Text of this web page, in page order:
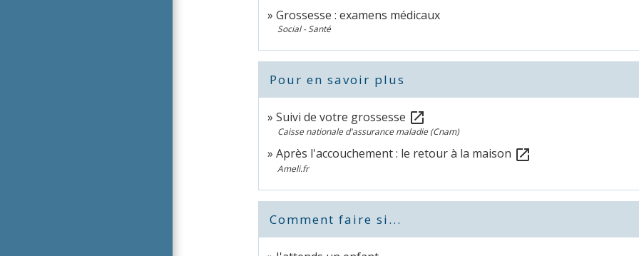
Grossesse : examens médicaux
Social - Santé
Pour en savoir plus
Suivi de votre grossesse open_in_new
Caisse nationale d'assurance maladie (Cnam)
Après l'accouchement : le retour à la maison open_in_new
Ameli.fr
Comment faire si...